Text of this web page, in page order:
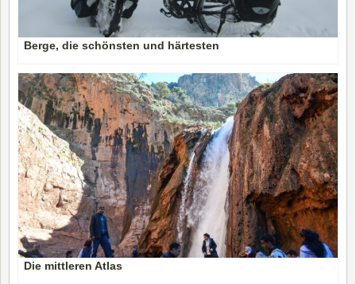
Berge, die schönsten und härtesten
Die mittleren Atlas